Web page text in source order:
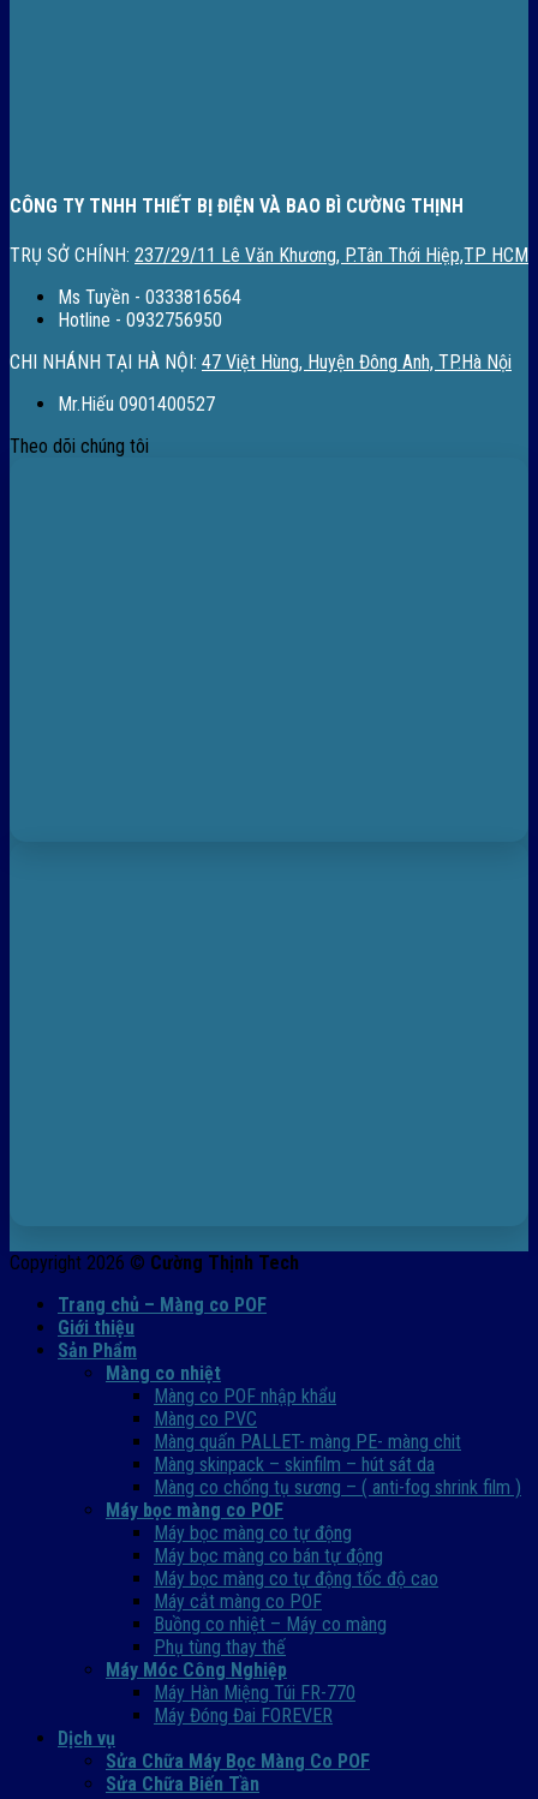
CÔNG TY TNHH THIẾT BỊ ĐIỆN VÀ BAO BÌ CƯỜNG THỊNH
TRỤ SỞ CHÍNH: 237/29/11 Lê Văn Khương, P.Tân Thới Hiệp,TP HCM
Ms Tuyền - 0333816564
Hotline - 0932756950
CHI NHÁNH TẠI HÀ NỘI: 47 Việt Hùng, Huyện Đông Anh, TP.Hà Nội
Mr.Hiếu 0901400527
Theo dõi chúng tôi
Copyright 2026 © Cường Thịnh Tech
Trang chủ – Màng co POF
Giới thiệu
Sản Phẩm
Màng co nhiệt
Màng co POF nhập khẩu
Màng co PVC
Màng quấn PALLET- màng PE- màng chit
Màng skinpack – skinfilm – hút sát da
Màng co chống tụ sương – ( anti-fog shrink film )
Máy bọc màng co POF
Máy bọc màng co tự động
Máy bọc màng co bán tự động
Máy bọc màng co tự động tốc độ cao
Máy cắt màng co POF
Buồng co nhiệt – Máy co màng
Phụ tùng thay thế
Máy Móc Công Nghiệp
Máy Hàn Miệng Túi FR-770
Máy Đóng Đai FOREVER
Dịch vụ
Sửa Chữa Máy Bọc Màng Co POF
Sửa Chữa Biến Tần